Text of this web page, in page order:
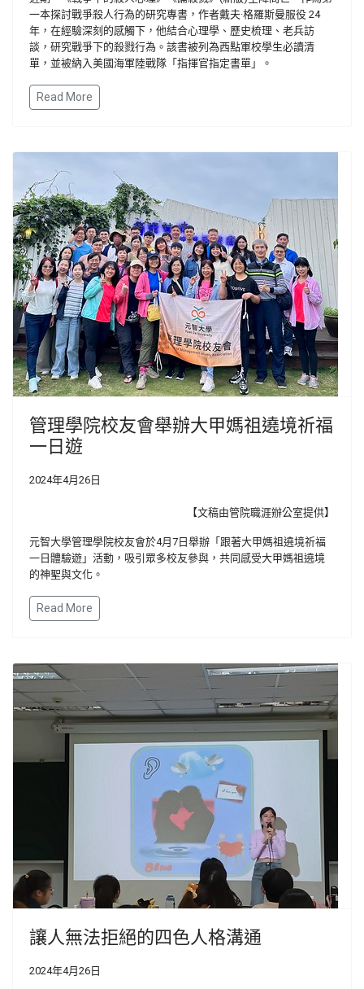
一本探討戰爭殺人行為的研究專書，作者戴夫·格羅斯曼服役 24
年，在經驗深刻的感觸下，他結合心理學、歷史梳理、老兵訪
談，研究戰爭下的殺戮行為。該書被列為西點軍校學生必讀清
單，並被納入美國海軍陸戰隊「指揮官指定書單」。
Read More
管理學院校友會舉辦大甲媽祖遶境祈福
一日遊
2024年4月26日
【文稿由管院職涯辦公室提供】
元智大學管理學院校友會於4月7日舉辦「跟著大甲媽祖遶境祈福
一日體驗遊」活動，吸引眾多校友參與，共同感受大甲媽祖遶境
的神聖與文化。
Read More
讓人無法拒絕的四色人格溝通
2024年4月26日